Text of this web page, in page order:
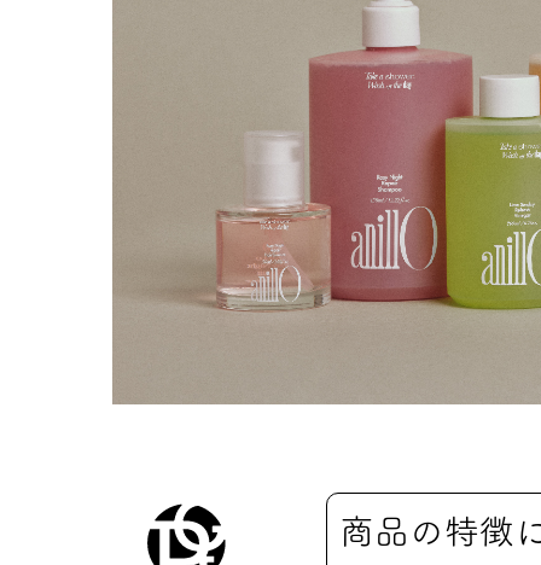
商品の特徴